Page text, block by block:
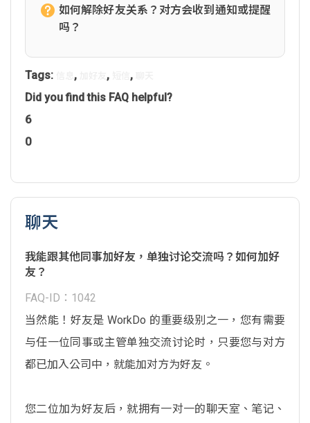
如何解除好友关系？对方会收到通知或提醒
吗？
Tags: , , ,
Did you find this FAQ helpful?
6
0
聊天
我能跟其他同事加好友，单独讨论交流吗？如何加好
友？
FAQ-ID：1042
当然能！好友是 WorkDo 的重要级别之一，您有需要
与任一位同事或主管单独交流讨论时，只要您与对方
都已加入公司中，就能加对方为好友。
您二位加为好友后，就拥有一对一的聊天室、笔记、